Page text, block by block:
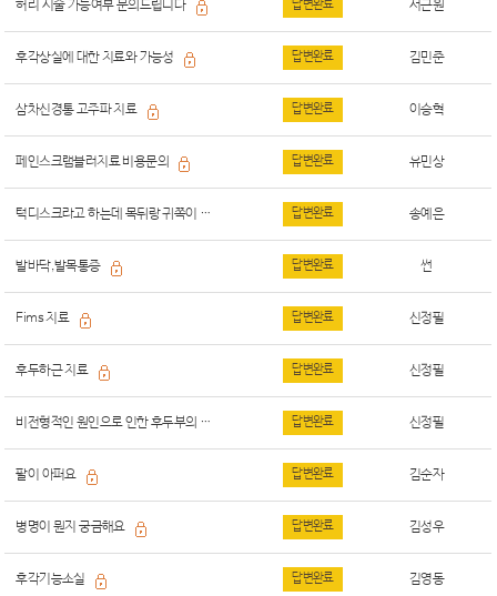
허리 시술 가능여부 문의드립니다 답변완료 서근원
후각상실에 대한 치료와 가능성 답변완료 김민준
삼차신경통 고주파 치료 답변완료 이승혁
페인스크램블러치료 비용문의 답변완료 유민상
턱디스크라고 하는데 목뒤랑 귀쪽이 너무 아픕니다 답변완료 송예은
발바닥,발목통증 답변완료 썬
Fims 치료 답변완료 신정필
후두하근 치료 답변완료 신정필
비전형적인 원인으로 인한 후두부의 불편함 답변완료 신정필
팔이 아퍼요 답변완료 김순자
병명이 뭔지 궁금해요 답변완료 김성우
후각기능소실 답변완료 김영동